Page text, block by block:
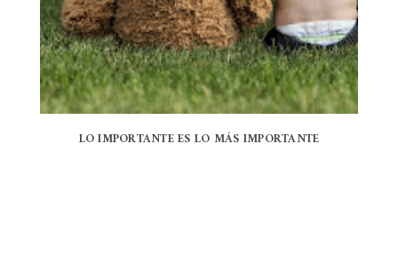
LO IMPORTANTE ES LO MÁS IMPORTANTE